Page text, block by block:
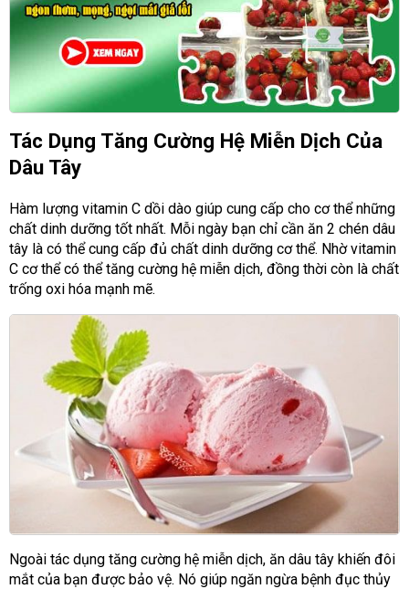
Tác Dụng Tăng Cường Hệ Miễn Dịch Của
Dâu Tây
Hàm lượng vitamin C dồi dào giúp cung cấp cho cơ thể những
chất dinh dưỡng tốt nhất. Mỗi ngày bạn chỉ cần ăn 2 chén dâu
tây là có thể cung cấp đủ chất dinh dưỡng cơ thể. Nhờ vitamin
C cơ thể có thể tăng cường hệ miễn dịch, đồng thời còn là chất
trống oxi hóa mạnh mẽ.
Ngoài tác dụng tăng cường hệ miễn dịch, ăn dâu tây khiến đôi
mắt của bạn được bảo vệ. Nó giúp ngăn ngừa bệnh đục thủy